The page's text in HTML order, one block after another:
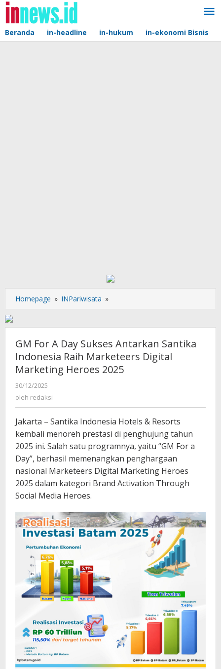
Lewati
konten
Beranda in-headline in-hukum in-ekonomi Bisnis
Homepage » INPariwisata »
For
Day
Sukses
Antarkan
Santika
Indonesia
Heroes
2025
GM For A Day Sukses Antarkan Santika
Indonesia Raih Marketeers Digital
Marketing Heroes 2025
30/12/2025
redaksi
oleh redaksi
Jakarta – Santika Indonesia Hotels & Resorts
kembali menoreh prestasi di penghujung tahun
2025 ini. Salah satu programnya, yaitu “GM For a
Day”, berhasil memenangkan penghargaan
nasional Marketeers Digital Marketing Heroes
2025 dalam kategori Brand Activation Through
Social Media Heroes.